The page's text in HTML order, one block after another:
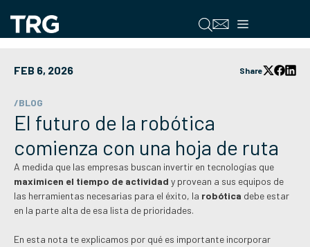
contenido
Menú
FEB 6, 2026 Share
/BLOG
El futuro de la robótica
comienza con una hoja de ruta
A medida que las empresas buscan invertir en tecnologías que
maximicen el tiempo de actividad y provean a sus equipos de
las herramientas necesarias para el éxito, la robótica debe estar
en la parte alta de esa lista de prioridades.
En esta nota te explicamos por qué es importante incorporar